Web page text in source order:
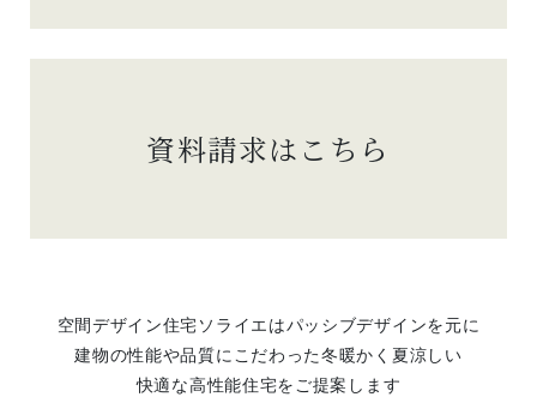
資料請求はこちら
空間デザイン住宅ソライエはパッシブデザインを元に
建物の性能や品質にこだわった冬暖かく夏涼しい
快適な高性能住宅をご提案します